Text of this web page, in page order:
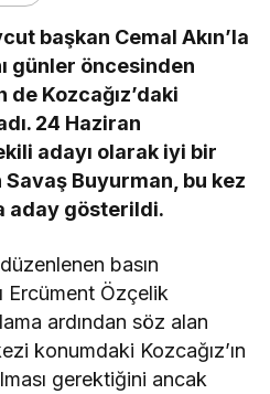
başkan Cemal Akın’la
günler öncesinden
de Kozcağız’daki
24 Haziran
adayı olarak iyi bir
Buyurman, bu kez
aday gösterildi.
basın
Ercüment Özçelik
ardından söz alan
konumdaki Kozcağız’ın
gerektiğini ancak